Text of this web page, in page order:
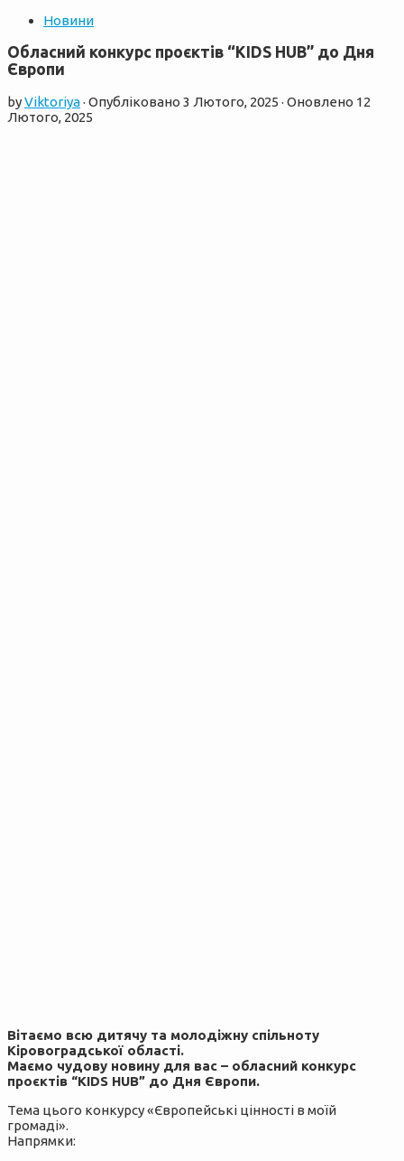
Новини
Обласний конкурс проєктів “KIDS HUB” до Дня
Європи
byViktoriya· Опубліковано 3 Лютого, 2025 · Оновлено 12
Лютого, 2025
Вітаємо всю дитячу та молодіжну спільноту
Кіровоградської області.
Маємо чудову новину для вас – обласний конкурс
проєктів “KIDS HUB” до Дня Європи.
Тема цього конкурсу «Європейські цінності в моїй
громаді».
Напрямки: